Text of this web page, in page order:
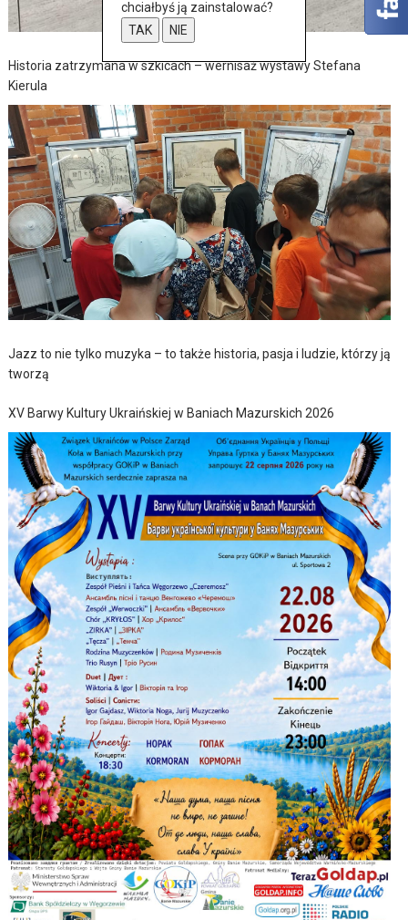
Historia zatrzymana w szkicach – wernisaż wystawy Stefana
Kierula
Jazz to nie tylko muzyka – to także historia, pasja i ludzie, którzy ją
tworzą
XV Barwy Kultury Ukraińskiej w Baniach Mazurskich 2026
chciałbyś ją zainstalować?
TAK
NIE